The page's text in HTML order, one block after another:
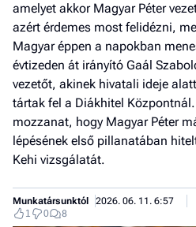
amelyet akkor Magyar Péter
azért érdemes most felidézni,
Magyar éppen a napokban
évtizeden át irányító Gaál
vezetőt, akinek hivatali ideje
tártak fel a Diákhitel
mozzanat, hogy Magyar Péter
lépésének első pillanatában
Kehi vizsgálatát.
Munkatársunktól
2026. 06. 11. 6:57
1
0 8